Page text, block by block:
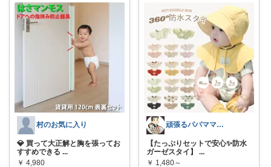
村のお気に入り
💎 買って大正解と胸を張ってお
すすめできる ...
￥ 4,980
頑張るパパママ応援隊@育児・子供用品紹介
【たっぷりセットで安心✨防水
ガーゼスタイ】
...
￥ 1,480～